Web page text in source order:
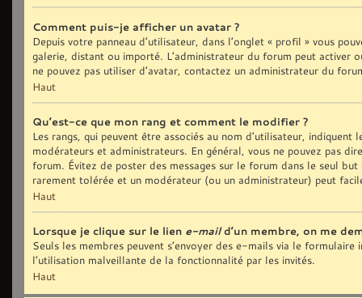
Comment puis-je afficher un avatar ?
Depuis votre panneau d’utilisateur, dans l’onglet « profil » vous
galerie, distant ou importé. L’administrateur du forum peut activer
ne pouvez pas utiliser d’avatar, contactez un administrateur du
Haut
Qu’est-ce que mon rang et comment le modifier ?
Les rangs, qui peuvent être associés au nom d’utilisateur,
modérateurs et administrateurs. En général, vous ne pouvez pas
forum. Évitez de poster des messages sur le forum dans le seul
rarement tolérée et un modérateur (ou un administrateur) peut
Haut
Lorsque je clique sur le lien e-maild’un membre, on me
Seuls les membres peuvent s’envoyer des e-mails via le
l’utilisation malveillante de la fonctionnalité par les invités.
Haut